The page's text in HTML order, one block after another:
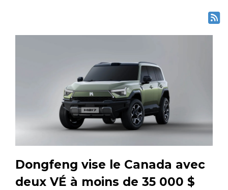
Dongfeng vise le Canada avec
deux VÉ à moins de 35 000 $